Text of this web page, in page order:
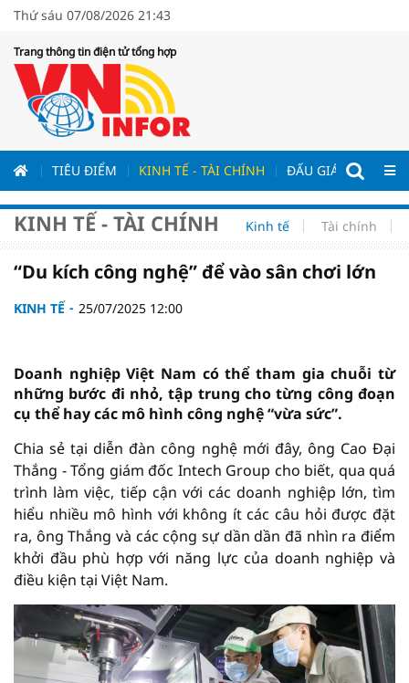
Thứ sáu 07/08/2026 21:43
Trang thông tin điện tử tổng hợp
TIÊU ĐIỂM KINH TẾ - TÀI CHÍNH ĐẤU GIÁ - ĐẤU
KINH TẾ - TÀI CHÍNH Kinh tế Tài chính
“Du kích công nghệ” để vào sân chơi lớn
KINH TẾ 25/07/2025 12:00
Doanh nghiệp Việt Nam có thể tham gia chuỗi từ
những bước đi nhỏ, tập trung cho từng công đoạn
cụ thể hay các mô hình công nghệ “vừa sức”.
Chia sẻ tại diễn đàn công nghệ mới đây, ông Cao Đại
Thắng - Tổng giám đốc Intech Group cho biết, qua quá
trình làm việc, tiếp cận với các doanh nghiệp lớn, tìm
hiểu nhiều mô hình với không ít các câu hỏi được đặt
ra, ông Thắng và các cộng sự dần dần đã nhìn ra điểm
khởi đầu phù hợp với năng lực của doanh nghiệp và
điều kiện tại Việt Nam.